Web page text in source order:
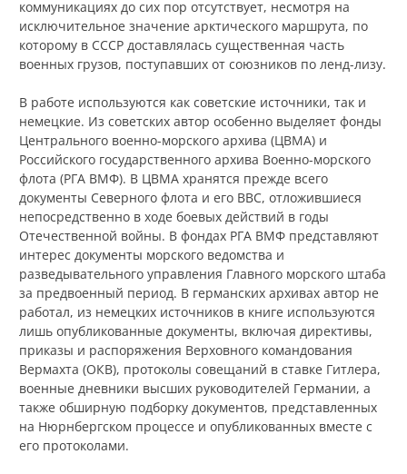
коммуникациях до сих пор отсутствует, несмотря на
исключительное значение арктического маршрута, по
которому в СССР доставлялась существенная часть
военных грузов, поступавших от союзников по ленд-лизу.
В работе используются как советские источники, так и
немецкие. Из советских автор особенно выделяет фонды
Центрального военно-морского архива (ЦВМА) и
Российского государственного архива Военно-морского
флота (РГА ВМФ). В ЦВМА хранятся прежде всего
документы Северного флота и его ВВС, отложившиеся
непосредственно в ходе боевых действий в годы
Отечественной войны. В фондах РГА ВМФ представляют
интерес документы морского ведомства и
разведывательного управления Главного морского штаба
за предвоенный период. В германских архивах автор не
работал, из немецких источников в книге используются
лишь опубликованные документы, включая директивы,
приказы и распоряжения Верховного командования
Вермахта (ОКВ), протоколы совещаний в ставке Гитлера,
военные дневники высших руководителей Германии, а
также обширную подборку документов, представленных
на Нюрнбергском процессе и опубликованных вместе с
его протоколами.